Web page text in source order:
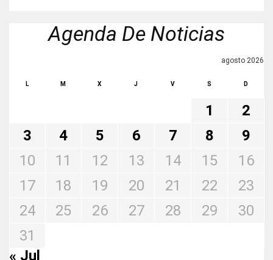
Agenda De Noticias
agosto 2026
L M X J V S D
1
2
3
4 5 6 7 8
9
10
11 12 13 14 15
16
17
18 19 20 21 22
23
24
25 26 27 28 29
30
31
« Jul